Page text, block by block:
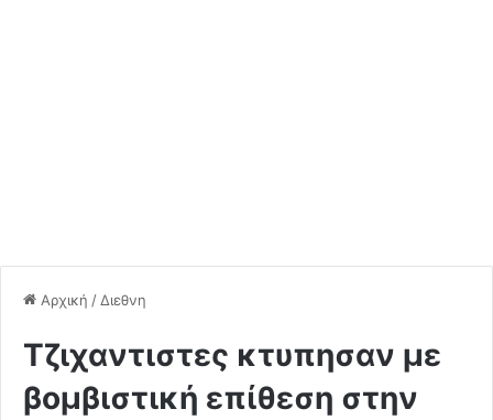
Αρχική / Διεθνη
Tζιχαντιστες κτυπησαν με
βομβιστική επίθεση στην